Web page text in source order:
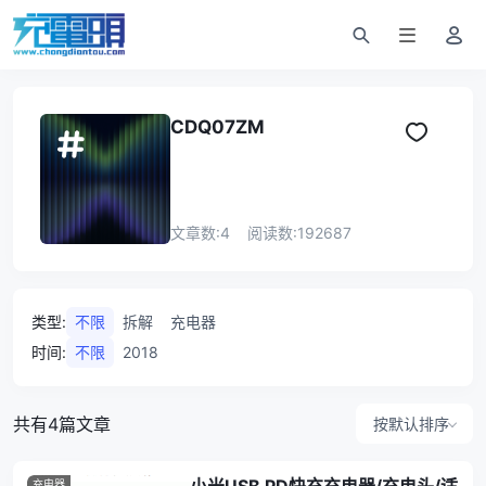
CDQ07ZM
文章数:4 阅读数:192687
类型: 不限 拆解
充电器
时间: 不限 2018
共有4篇文章 按默认排序